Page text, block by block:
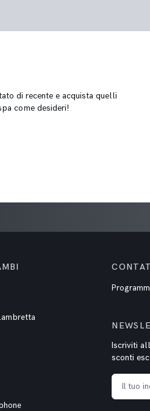
di recente e acquista quelli
come desideri!
Iscriviti
sconti